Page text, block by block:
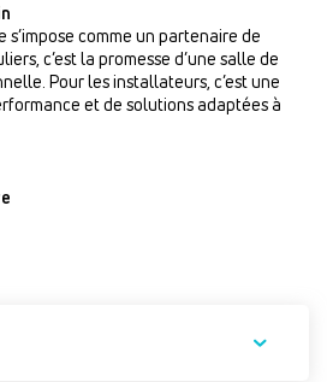
s’impose comme un partenaire de
c’est la promesse d’une salle de
Pour les installateurs, c’est une
et de solutions adaptées à